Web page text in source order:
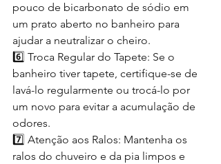
pouco de bicarbonato de sódio em
um prato aberto no banheiro para
ajudar a neutralizar o cheiro.
6️⃣ Troca Regular do Tapete: Se o
banheiro tiver tapete, certifique-se de
lavá-lo regularmente ou trocá-lo por
um novo para evitar a acumulação de
odores.
7️⃣ Atenção aos Ralos: Mantenha os
ralos do chuveiro e da pia limpos e